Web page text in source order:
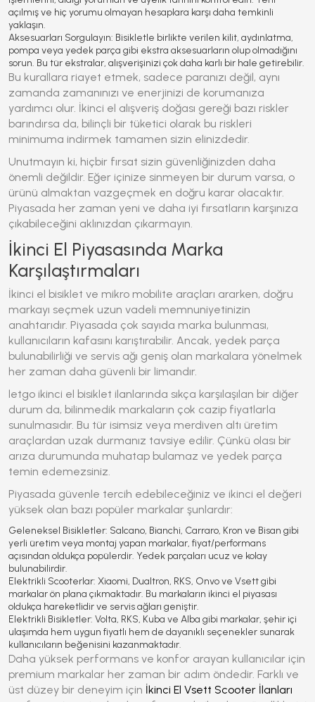
açılmış ve hiç yorumu olmayan hesaplara karşı daha temkinli
yaklaşın.
Aksesuarları Sorgulayın: Bisikletle birlikte verilen kilit, aydınlatma,
pompa veya yedek parça gibi ekstra aksesuarların olup olmadığını
sorun. Bu tür ekstralar, alışverişinizi çok daha karlı bir hale getirebilir.
Bu kurallara riayet etmek, sadece paranızı değil, aynı
zamanda zamanınızı ve enerjinizi de korumanıza
yardımcı olur. İkinci el alışveriş doğası gereği bazı riskler
barındırsa da, bilinçli bir tüketici olarak bu riskleri
minimuma indirmek tamamen sizin elinizdedir.
Unutmayın ki, hiçbir fırsat sizin güvenliğinizden daha
önemli değildir. Eğer içinize sinmeyen bir durum varsa, o
ürünü almaktan vazgeçmek en doğru karar olacaktır.
Piyasada her zaman yeni ve daha iyi fırsatların karşınıza
çıkabileceğini aklınızdan çıkarmayın.
İkinci El Piyasasında Marka
Karşılaştırmaları
İkinci el bisiklet ve mikro mobilite araçları ararken, doğru
markayı seçmek uzun vadeli memnuniyetinizin
anahtarıdır. Piyasada çok sayıda marka bulunması,
kullanıcıların kafasını karıştırabilir. Ancak, yedek parça
bulunabilirliği ve servis ağı geniş olan markalara yönelmek
her zaman daha güvenli bir limandır.
letgo ikinci el bisiklet ilanlarında sıkça karşılaşılan bir diğer
durum da, bilinmedik markaların çok cazip fiyatlarla
sunulmasıdır. Bu tür isimsiz veya merdiven altı üretim
araçlardan uzak durmanız tavsiye edilir. Çünkü olası bir
arıza durumunda muhatap bulamaz ve yedek parça
temin edemezsiniz.
Piyasada güvenle tercih edebileceğiniz ve ikinci el değeri
yüksek olan bazı popüler markalar şunlardır:
Geleneksel Bisikletler: Salcano, Bianchi, Carraro, Kron ve Bisan gibi
yerli üretim veya montaj yapan markalar, fiyat/performans
açısından oldukça popülerdir. Yedek parçaları ucuz ve kolay
bulunabilirdir.
Elektrikli Scooterlar: Xiaomi, Dualtron, RKS, Onvo ve Vsett gibi
markalar ön plana çıkmaktadır. Bu markaların ikinci el piyasası
oldukça hareketlidir ve servis ağları geniştir.
Elektrikli Bisikletler: Volta, RKS, Kuba ve Alba gibi markalar, şehir içi
ulaşımda hem uygun fiyatlı hem de dayanıklı seçenekler sunarak
kullanıcıların beğenisini kazanmaktadır.
Daha yüksek performans ve konfor arayan kullanıcılar için
premium markalar her zaman bir adım öndedir. Farklı ve
üst düzey bir deneyim için İkinci El Vsett Scooter İlanları